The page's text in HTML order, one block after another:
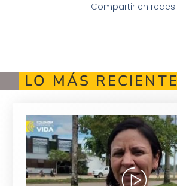
Compartir en redes:
LO MÁS RECIENTE